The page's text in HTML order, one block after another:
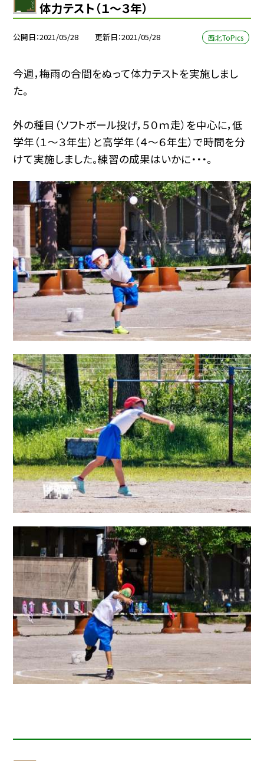
体力テスト（１〜３年）
公開日 2021/05/28 更新日 2021/05/28 西北ToPics
今週，梅雨の合間をぬって体力テストを実施しまし
た。
外の種目（ソフトボール投げ，５０ｍ走）を中心に，低
学年（１〜３年生）と高学年（４〜６年生）で時間を分
けて実施しました。練習の成果はいかに・・・。